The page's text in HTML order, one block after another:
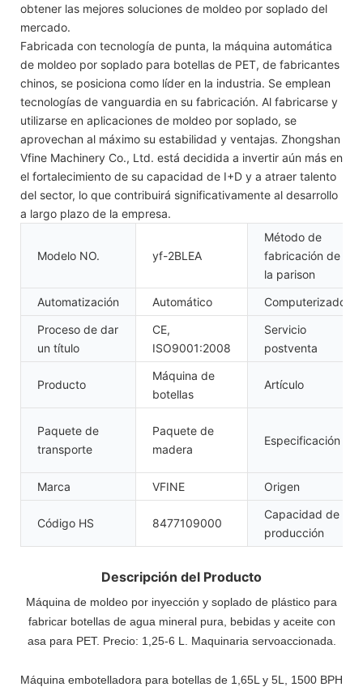
obtener las mejores soluciones de moldeo por soplado del
mercado.
Fabricada con tecnología de punta, la máquina automática
de moldeo por soplado para botellas de PET, de fabricantes
chinos, se posiciona como líder en la industria. Se emplean
tecnologías de vanguardia en su fabricación. Al fabricarse y
utilizarse en aplicaciones de moldeo por soplado, se
aprovechan al máximo su estabilidad y ventajas. Zhongshan
Vfine Machinery Co., Ltd. está decidida a invertir aún más en
el fortalecimiento de su capacidad de I+D y a atraer talento
del sector, lo que contribuirá significativamente al desarrollo
a largo plazo de la empresa.
Modelo NO. yf-2BLEA
Método de
fabricación de
la parison
Automatización
Automático
Computerizado
Proceso de dar
un título
CE,
ISO9001:2008
Servicio
postventa
Producto
Máquina de
botellas
Artículo
Paquete de
transporte
Paquete de
madera
Especificación
Marca VFINE Origen
Código HS 8477109000
Capacidad de
producción
Descripción del Producto
Máquina de moldeo por inyección y soplado de plástico para
fabricar botellas de agua mineral pura, bebidas y aceite con
asa para PET. Precio: 1,25-6 L. Maquinaria servoaccionada.
Máquina embotelladora para botellas de 1,65L y 5L, 1500 BPH